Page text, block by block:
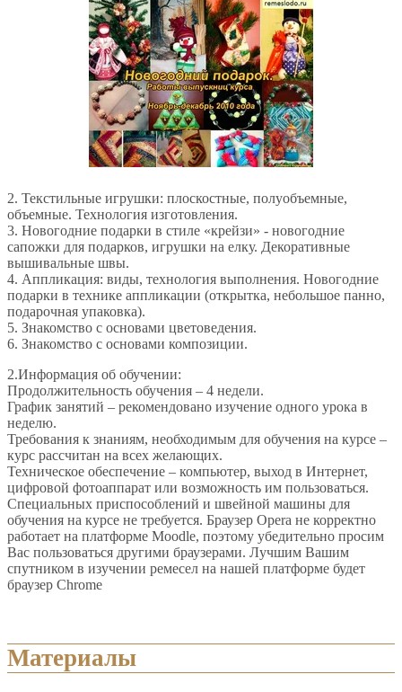
2. Текстильные игрушки: плоскостные, полуобъемные,
объемные. Технология изготовления.
3. Новогодние подарки в стиле «крейзи» - новогодние
сапожки для подарков, игрушки на елку. Декоративные
вышивальные швы.
4. Аппликация: виды, технология выполнения. Новогодние
подарки в технике аппликации (открытка, небольшое панно,
подарочная упаковка).
5. Знакомство с основами цветоведения.
6. Знакомство с основами композиции.
2.Информация об обучении:
Продолжительность обучения – 4 недели.
График занятий – рекомендовано изучение одного урока в
неделю.
Требования к знаниям, необходимым для обучения на курсе –
курс рассчитан на всех желающих.
Техническое обеспечение – компьютер, выход в Интернет,
цифровой фотоаппарат или возможность им пользоваться.
Специальных приспособлений и швейной машины для
обучения на курсе не требуется. Браузер Opera не корректно
работает на платформе Moodle, поэтому убедительно просим
Вас пользоваться другими браузерами. Лучшим Вашим
спутником в изучении ремесел на нашей платформе будет
браузер Chrome
Материалы